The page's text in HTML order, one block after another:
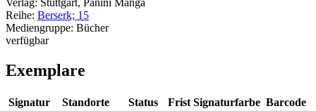
Verlag: Stuttgart, Panini Manga
Reihe: Berserk; 15
Mediengruppe: Bücher
verfügbar
Exemplare
Signatur Standorte Status Frist Signaturfarbe Barcode